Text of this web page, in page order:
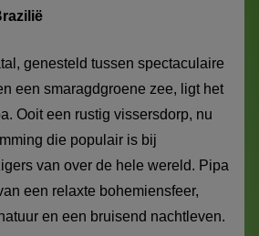
genesteld tussen spectaculaire
een smaragdgroene zee, ligt het
Ooit een rustig vissersdorp, nu
die populair is bij
van over de hele wereld. Pipa
een relaxte bohemiensfeer,
en een bruisend nachtleven.